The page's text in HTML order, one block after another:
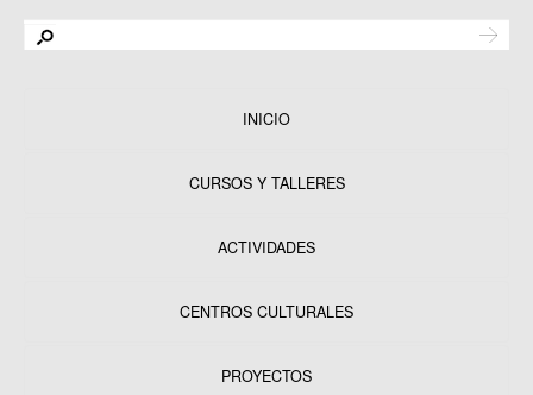
INICIO
CURSOS Y TALLERES
ACTIVIDADES
CENTROS CULTURALES
PROYECTOS